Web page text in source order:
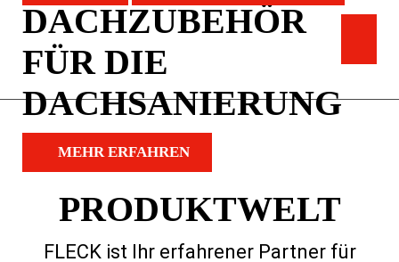
DACHZUBEHÖR
FÜR DIE
DACHSANIERUNG
MEHR ERFAHREN
PRODUKTWELT
FLECK ist Ihr erfahrener Partner für